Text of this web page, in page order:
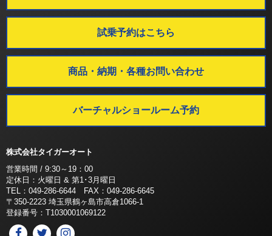
試乗予約はこちら
商品・納期・各種お問い合わせ
バーチャルショールーム予約
株式会社タイガーオート
営業時間 / 9:30～19：00
定休日：火曜日 & 第1･3月曜日
TEL：049-286-6644 FAX：049-286-6645
〒350-2223 埼玉県鶴ヶ島市高倉1066-1
登録番号：T1030001069122